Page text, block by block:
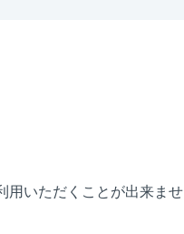
用いただくことが出来ませ